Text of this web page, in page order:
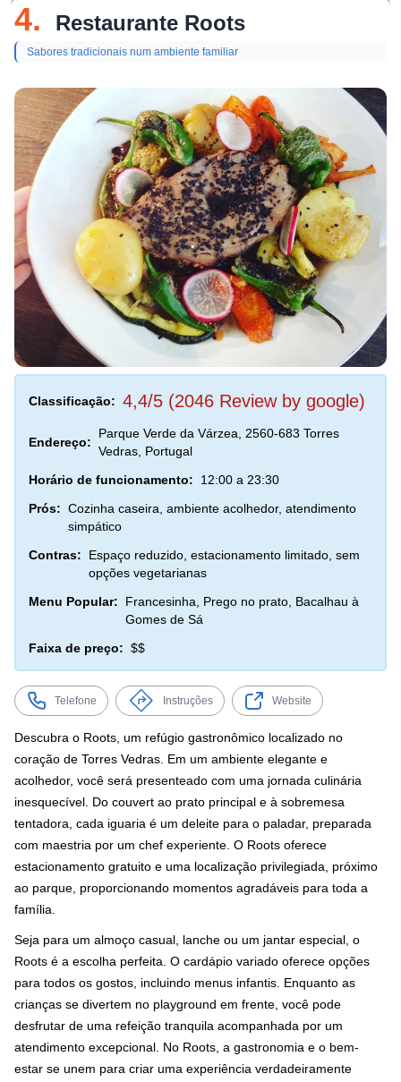
4. Restaurante Roots
Sabores tradicionais num ambiente familiar
Classificação: 4,4/5 (2046 Review by google)
Endereço:
Parque Verde da Várzea, 2560-683 Torres
Vedras, Portugal
Horário de funcionamento:
12:00 a 23:30
Prós: Cozinha caseira, ambiente acolhedor, atendimento
simpático
Contras:
Espaço reduzido, estacionamento limitado, sem
opções vegetarianas
Menu Popular:
Francesinha, Prego no prato, Bacalhau à
Gomes de Sá
Faixa de preço: $$
Telefone Instruções Website
Descubra o Roots, um refúgio gastronômico localizado no
coração de Torres Vedras. Em um ambiente elegante e
acolhedor, você será presenteado com uma jornada culinária
inesquecível. Do couvert ao prato principal e à sobremesa
tentadora, cada iguaria é um deleite para o paladar, preparada
com maestria por um chef experiente. O Roots oferece
estacionamento gratuito e uma localização privilegiada, próximo
ao parque, proporcionando momentos agradáveis para toda a
família.
Seja para um almoço casual, lanche ou um jantar especial, o
Roots é a escolha perfeita. O cardápio variado oferece opções
para todos os gostos, incluindo menus infantis. Enquanto as
crianças se divertem no playground em frente, você pode
desfrutar de uma refeição tranquila acompanhada por um
atendimento excepcional. No Roots, a gastronomia e o bem-
estar se unem para criar uma experiência verdadeiramente